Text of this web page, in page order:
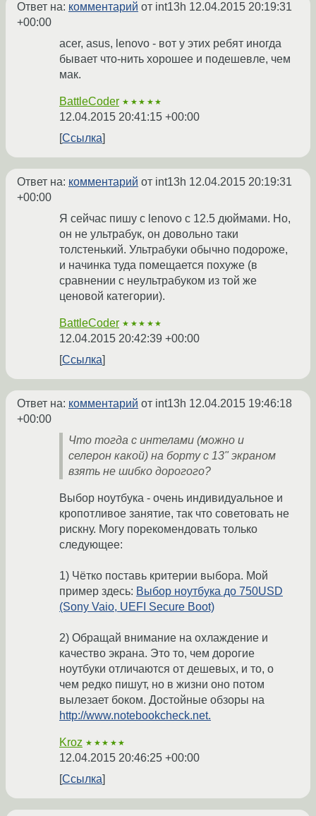
Ответ на: комментарий от int13h 12.04.2015 20:19:31
+00:00
acer, asus, lenovo - вот у этих ребят иногда
бывает что-нить хорошее и подешевле, чем
мак.
BattleCoder ★★★★★
12.04.2015 20:41:15 +00:00
Ссылка
Ответ на: комментарий от int13h 12.04.2015 20:19:31
+00:00
Я сейчас пишу с lenovo с 12.5 дюймами. Но,
он не ультрабук, он довольно таки
толстенький. Ультрабуки обычно подороже,
и начинка туда помещается похуже (в
сравнении с неультрабуком из той же
ценовой категории).
BattleCoder ★★★★★
12.04.2015 20:42:39 +00:00
Ссылка
Ответ на: комментарий от int13h 12.04.2015 19:46:18
+00:00
Что тогда с интелами (можно и
селерон какой) на борту с 13" экраном
взять не шибко дорогого?
Выбор ноутбука - очень индивидуальное и
кропотливое занятие, так что советовать не
рискну. Могу порекомендовать только
следующее:
1) Чётко поставь критерии выбора. Мой
пример здесь: Выбор ноутбука до 750USD
(Sony Vaio, UEFI Secure Boot)
2) Обращай внимание на охлаждение и
качество экрана. Это то, чем дорогие
ноутбуки отличаются от дешевых, и то, о
чем редко пишут, но в жизни оно потом
вылезает боком. Достойные обзоры на
http://www.notebookcheck.net.
Kroz ★★★★★
12.04.2015 20:46:25 +00:00
Ссылка